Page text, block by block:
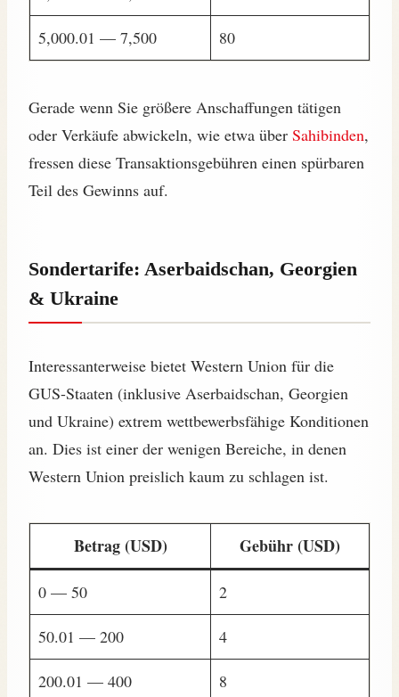
5,000.01 — 7,500 80
Gerade wenn Sie größere Anschaffungen tätigen
oder Verkäufe abwickeln, wie etwa über Sahibinden,
fressen diese Transaktionsgebühren einen spürbaren
Teil des Gewinns auf.
Sondertarife: Aserbaidschan, Georgien
& Ukraine
Interessanterweise bietet Western Union für die
GUS-Staaten (inklusive Aserbaidschan, Georgien
und Ukraine) extrem wettbewerbsfähige Konditionen
an. Dies ist einer der wenigen Bereiche, in denen
Western Union preislich kaum zu schlagen ist.
Betrag (USD) Gebühr (USD)
0 — 50 2
50.01 — 200 4
200.01 — 400 8